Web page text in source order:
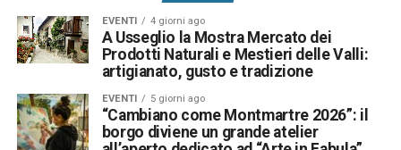
EVENTI 4 giorni ago
A Usseglio la Mostra Mercato dei
Prodotti Naturali e Mestieri delle Valli:
artigianato, gusto e tradizione
EVENTI 5 giorni ago
“Cambiano come Montmartre 2026”: il
borgo diviene un grande atelier